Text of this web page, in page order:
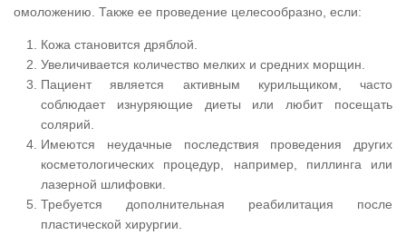
омоложению. Также ее проведение целесообразно, если:
Кожа становится дряблой.
Увеличивается количество мелких и средних морщин.
Пациент является активным курильщиком, часто
соблюдает изнуряющие диеты или любит посещать
солярий.
Имеются неудачные последствия проведения других
косметологических процедур, например, пиллинга или
лазерной шлифовки.
Требуется дополнительная реабилитация после
пластической хирургии.